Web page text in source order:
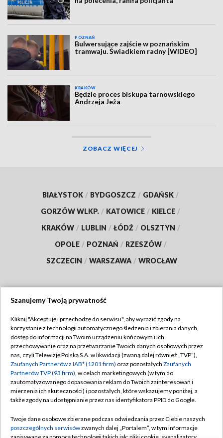
POZNAŃ
Bulwersujące zajście w poznańskim
tramwaju. Świadkiem radny [WIDEO]
KRAKÓW
Będzie proces biskupa tarnowskiego
Andrzeja Jeża
ZOBACZ WIĘCEJ
BIAŁYSTOK / BYDGOSZCZ / GDAŃSK /
GORZÓW WLKP. / KATOWICE / KIELCE /
KRAKÓW / LUBLIN / ŁÓDŹ / OLSZTYN /
OPOLE / POZNAŃ / RZESZÓW /
SZCZECIN / WARSZAWA / WROCŁAW
TVP
Abonament TVP
Emisja w TVP
Centrum informacji TVP
Naziemna Telewizja Cyfrowa
Rada Programowa
Regulamin TVP
Polityka prywatności
Moje zgody
Pomoc
Kontakt
Szanujemy Twoją prywatność
Kliknij "Akceptuję i przechodzę do serwisu", aby wyrazić zgody na
korzystanie z technologii automatycznego śledzenia i zbierania danych,
dostęp do informacji na Twoim urządzeniu końcowym i ich
przechowywanie oraz na przetwarzanie Twoich danych osobowych przez
nas, czyli Telewizję Polską S.A. w likwidacji (zwaną dalej również „TVP”),
Zaufanych Partnerów z IAB* (1201 firm) oraz pozostałych Zaufanych
Partnerów TVP (93 firm), w celach marketingowych (w tym do
zautomatyzowanego dopasowania reklam do Twoich zainteresowań i
mierzenia ich skuteczności) i pozostałych, które wskazujemy poniżej, a
także zgody na udostępnianie przez nas identyfikatora PPID do Google.
Twoje dane osobowe zbierane podczas odwiedzania przez Ciebie naszych
poszczególnych serwisówzwanych dalej „Portalem”, w tym informacje